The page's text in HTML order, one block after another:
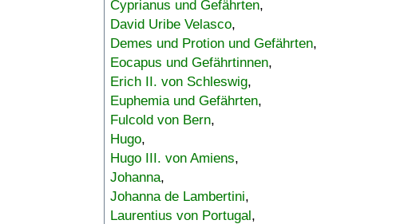
Cyprianus und Gefährten,
David Uribe Velasco,
Demes und Protion und Gefährten,
Eocapus und Gefährtinnen,
Erich II. von Schleswig,
Euphemia und Gefährten,
Fulcold von Bern,
Hugo,
Hugo III. von Amiens,
Johanna,
Johanna de Lambertini,
Laurentius von Portugal,